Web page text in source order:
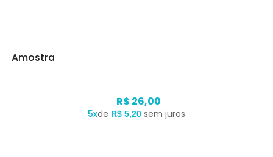
Amostra
R$ 26,00
5xde R$ 5,20 sem juros